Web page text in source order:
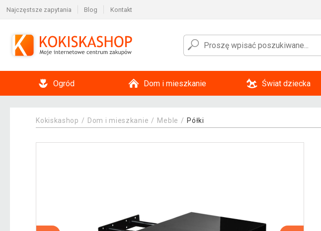
Najczęstsze zapytania Blog Kontakt
Ogród Dom i mieszkanie Świat dziecka
Kokiskashop Dom i mieszkanie Meble Półki